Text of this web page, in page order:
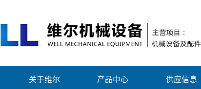
关于维尔 产品中心 供应信息